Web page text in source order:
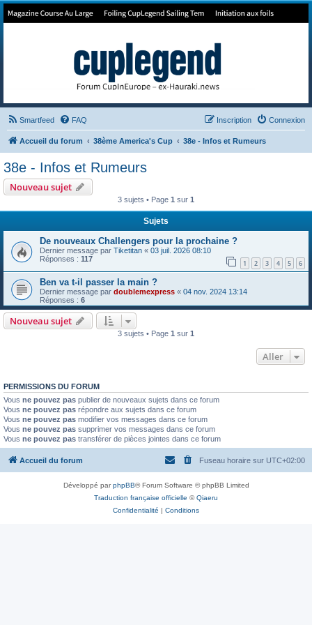
Forum de Cup In Europe
Smartfeed FAQ Connexion
Inscription
Accueil du forum 38ème America's Cup 38e - Infos et Rumeurs
38e - Infos et Rumeurs
Nouveau sujet
3 sujets • Page 1 sur 1
Sujets
De nouveaux Challengers pour la prochaine ?
Dernier message par Tiketitan « 03 juil. 2026 08:10
Réponses : 117 1 2 3 4 5 6
Ben va t-il passer la main ?
Dernier message par doublemexpress « 04 nov. 2024 13:14
Réponses : 6
Nouveau sujet
3 sujets • Page 1 sur 1
Aller
PERMISSIONS DU FORUM
Vous ne pouvez pas publier de nouveaux sujets dans ce forum
Vous ne pouvez pas répondre aux sujets dans ce forum
Vous ne pouvez pas modifier vos messages dans ce forum
Vous ne pouvez pas supprimer vos messages dans ce forum
Vous ne pouvez pas transférer de pièces jointes dans ce forum
Accueil du forum Fuseau horaire sur UTC+02:00
Développé parphpBB® Forum Software © phpBB Limited
Traduction française officielle ©Qiaeru
Confidentialité | Conditions